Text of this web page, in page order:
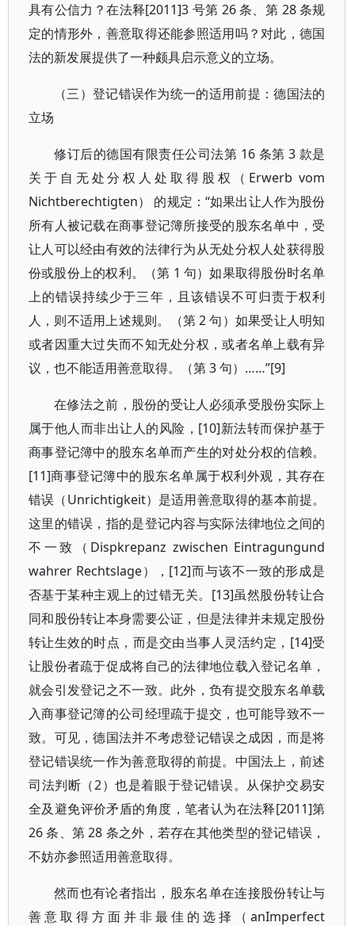
具有公信力？在法释[2011]3 号第 26 条、第 28 条规
定的情形外，善意取得还能参照适用吗？对此，德国
法的新发展提供了一种颇具启示意义的立场。
（三）登记错误作为统一的适用前提：德国法的
立场
修订后的德国有限责任公司法第 16 条第 3 款是
关于自无处分权人处取得股权（Erwerb vom
Nichtberechtigten） 的规定：“如果出让人作为股份
所有人被记载在商事登记簿所接受的股东名单中，受
让人可以经由有效的法律行为从无处分权人处获得股
份或股份上的权利。（第 1 句）如果取得股份时名单
上的错误持续少于三年，且该错误不可归责于权利
人，则不适用上述规则。（第 2 句）如果受让人明知
或者因重大过失而不知无处分权，或者名单上载有异
议，也不能适用善意取得。（第 3 句）……”[9]
在修法之前，股份的受让人必须承受股份实际上
属于他人而非出让人的风险，[10]新法转而保护基于
商事登记簿中的股东名单而产生的对处分权的信赖。
[11]商事登记簿中的股东名单属于权利外观，其存在
错误（Unrichtigkeit）是适用善意取得的基本前提。
这里的错误，指的是登记内容与实际法律地位之间的
不一致（Dispkrepanz zwischen Eintragungund
wahrer Rechtslage），[12]而与该不一致的形成是
否基于某种主观上的过错无关。[13]虽然股份转让合
同和股份转让本身需要公证，但是法律并未规定股份
转让生效的时点，而是交由当事人灵活约定，[14]受
让股份者疏于促成将自己的法律地位载入登记名单，
就会引发登记之不一致。此外，负有提交股东名单载
入商事登记簿的公司经理疏于提交，也可能导致不一
致。可见，德国法并不考虑登记错误之成因，而是将
登记错误统一作为善意取得的前提。中国法上，前述
司法判断（2）也是着眼于登记错误。从保护交易安
全及避免评价矛盾的角度，笔者认为在法释[2011]第
26 条、第 28 条之外，若存在其他类型的登记错误，
不妨亦参照适用善意取得。
然而也有论者指出，股东名单在连接股份转让与
善意取得方面并非最佳的选择（anImperfect